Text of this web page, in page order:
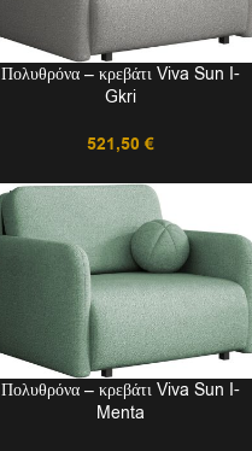
Πολυθρόνα – κρεβάτι Viva Sun I-
Gkri
521,50 €
Πολυθρόνα – κρεβάτι Viva Sun I-
Menta